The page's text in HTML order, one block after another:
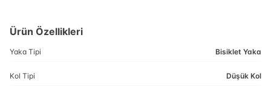
Ürün Özellikleri
Yaka Tipi Bisiklet Yaka
Kol Tipi Düşük Kol